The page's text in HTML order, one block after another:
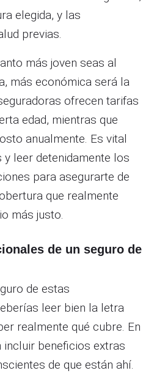
elegida, y las
previas.
más joven seas al
más económica será la
ofrecen tarifas
edad, mientras que
anualmente. Es vital
leer detenidamente los
para asegurarte de
que realmente
más justo.
de un seguro de
de estas
leer bien la letra
realmente qué cubre. En
incluir beneficios extras
de que están ahí.